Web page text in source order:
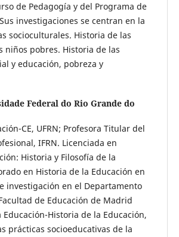
de Pedagogía y del Programa de
investigaciones se centran en la
socioculturales. Historia de las
niños pobres. Historia de las
y educación, pobreza y
Federal do Rio Grande do
CE, UFRN; Profesora Titular del
IFRN. Licenciada en
Historia y Filosofía de la
en Historia de la Educación en
investigación en el Departamento
de Educación de Madrid
Historia de la Educación,
prácticas socioeducativas de la